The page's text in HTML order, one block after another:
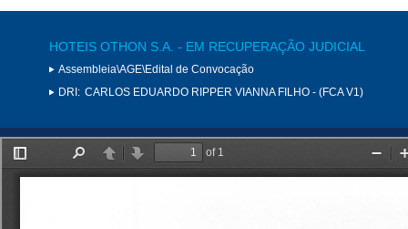
HOTEIS OTHON S.A. - EM RECUPERAÇÃO JUDICIAL
Assembleia\AGE\Edital de Convocação
DRI: CARLOS EDUARDO RIPPER VIANNA FILHO - (FCA V1)